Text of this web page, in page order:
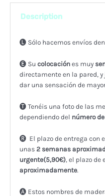
Description
🅛 Sólo hacemos envíos
🅔 Su colocaciónes muy
directamente en la pared,
dar una sensación de
🅣 Tenéis una foto de las
dependiendo del número
🅡 El plazo de entrega con
unas 2 semanas
urgente(5,90€), el plazo de
aproximadamente.
🅐 Estos nombres de